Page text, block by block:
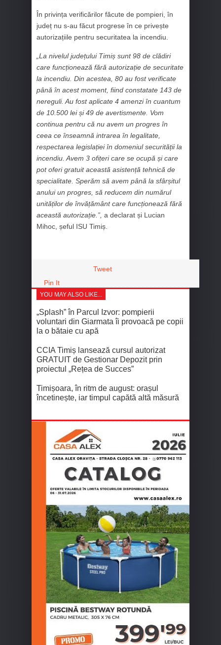
În privința verificărilor făcute de pompieri, în
județ nu s-au făcut progrese în ce privește
autorizațiile pentru securitatea la incendiu.
„La nivelul județului Timiș sunt 98 de clădiri
care funcționează fără autorizație de securitate
la incendiu. Din acestea, 80 au fost verificate
până în acest moment, fiind constatate 143 de
nereguli. Au fost aplicate 4 amenzi în cuantum
de 10.500 lei și 49 de avertismente. Vom
continua pentru că nu avem un progres în
ceea ce înseamnă intrarea în legalitate,
respectarea legislației în domeniul securității la
incendiu. Avem 3 ofițeri care se ocupă și care
pot oferi gratuit această asistență tehnică de
specialitate. Sperăm să avem până la sfârșitul
anului un progres, să reducem din numărul
unităților de învățământ care funcționează fără
această autorizație.”, a declarat și Lucian
Mihoc, șeful ISU Timiș.
Tweet
Pin It
YOU MAY ALSO LIKE...
„Splash” în Parcul Izvor: pompierii
voluntari din Giarmata îi provoacă pe copii
la o bătaie cu apă
CCIA Timiș lansează cursul autorizat
GRATUIT de Gestionar Depozit prin
proiectul „Rețea de Succes”
Timișoara, în ritm de august: orașul
încetinește, iar timpul capătă altă măsură